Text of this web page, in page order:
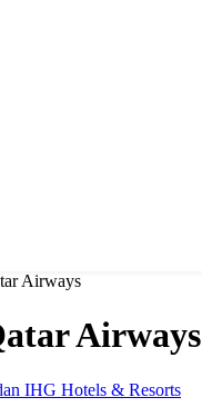
Airways
Airways